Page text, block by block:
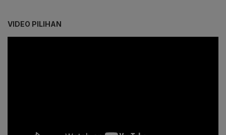
VIDEO PILIHAN